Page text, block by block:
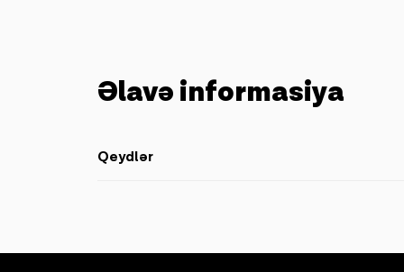
Əlavə informasiya
Qeydlər